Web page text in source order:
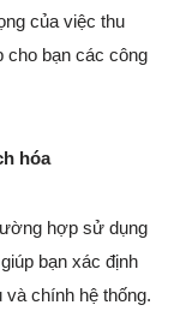
của việc thu
cho bạn các công
hóa
hợp sử dụng
bạn xác định
chính hệ thống.